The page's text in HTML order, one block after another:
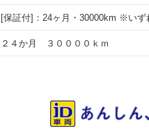
[保証付]：24ヶ月・30000km ※いず
２４か月 ３００００ｋｍ